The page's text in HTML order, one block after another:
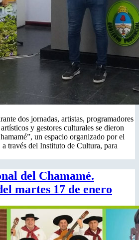
dos jornadas, artistas, programadores
y gestores culturales se dieron
un espacio organizado por el
través del Instituto de Cultura, para
del Chamamé.
martes 17 de enero